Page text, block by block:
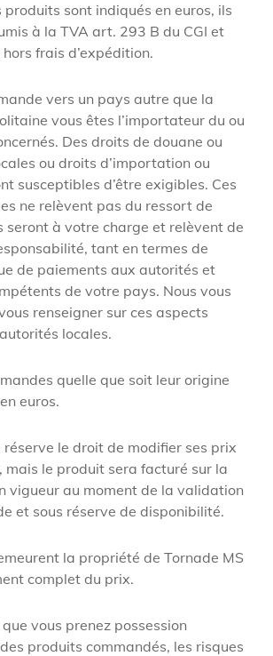
produits sont indiqués en euros, ils
à la TVA art. 293 B du CGI et
frais d’expédition.
vers un pays autre que la
vous êtes l’importateur du ou
Des droits de douane ou
ou droits d’importation ou
susceptibles d’être exigibles. Ces
ne relèvent pas du ressort de
seront à votre charge et relèvent de
tant en termes de
de paiements aux autorités et
de votre pays. Nous vous
renseigner sur ces aspects
locales.
quelle que soit leur origine
euros.
réserve le droit de modifier ses prix
mais le produit sera facturé sur la
vigueur au moment de la validation
et sous réserve de disponibilité.
la propriété de Tornade MS
complet du prix.
vous prenez possession
produits commandés, les risques